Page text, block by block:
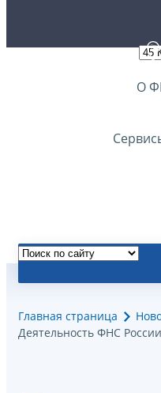
О
Главная страница
Деятельность ФНС России